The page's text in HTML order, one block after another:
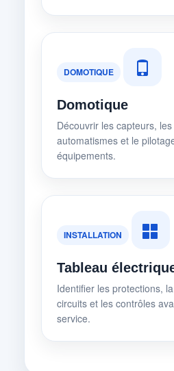
DOMOTIQUE
Domotique
Découvrir les capteurs,
automatismes et le
équipements.
INSTALLATION
Tableau
Identifier les protections,
circuits et les contrôles
service.